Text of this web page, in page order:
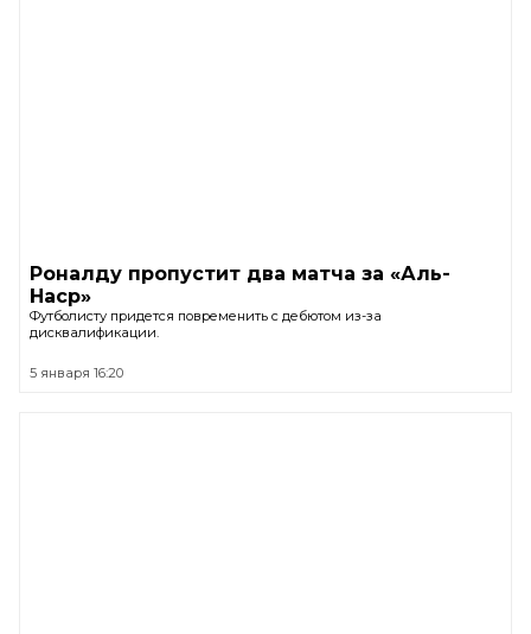
Роналду пропустит два матча за «Аль-
Наср»
Футболисту придется повременить с дебютом из-за
дисквалификации.
5 января 16:20